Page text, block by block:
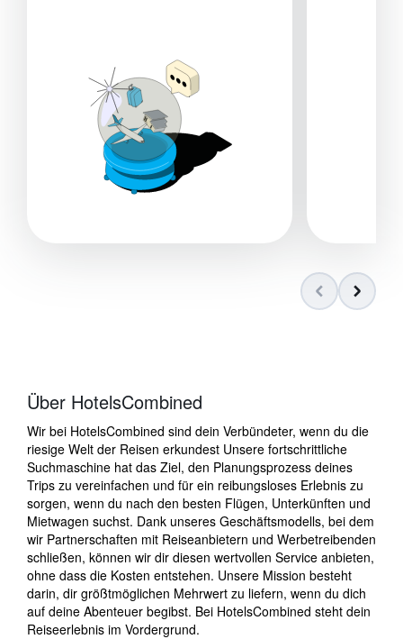
Über HotelsCombined
Wir bei HotelsCombined sind dein Verbündeter, wenn du die
riesige Welt der Reisen erkundest Unsere fortschrittliche
Suchmaschine hat das Ziel, den Planungsprozess deines
Trips zu vereinfachen und für ein reibungsloses Erlebnis zu
sorgen, wenn du nach den besten Flügen, Unterkünften und
Mietwagen suchst. Dank unseres Geschäftsmodells, bei dem
wir Partnerschaften mit Reiseanbietern und Werbetreibenden
schließen, können wir dir diesen wertvollen Service anbieten,
ohne dass die Kosten entstehen. Unsere Mission besteht
darin, dir größtmöglichen Mehrwert zu liefern, wenn du dich
auf deine Abenteuer begibst. Bei HotelsCombined steht dein
Reiseerlebnis im Vordergrund.